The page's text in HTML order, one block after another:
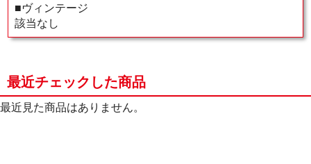
■ヴィンテージ
該当なし
最近チェックした商品
最近見た商品はありません。